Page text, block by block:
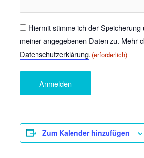
Einwilligung
(erforderlich)
Hiermit stimme ich der Speicherung
meiner angegebenen Daten zu. Mehr
Datenschutzerklärung. (erforderlich)
Zum Kalender hinzufügen